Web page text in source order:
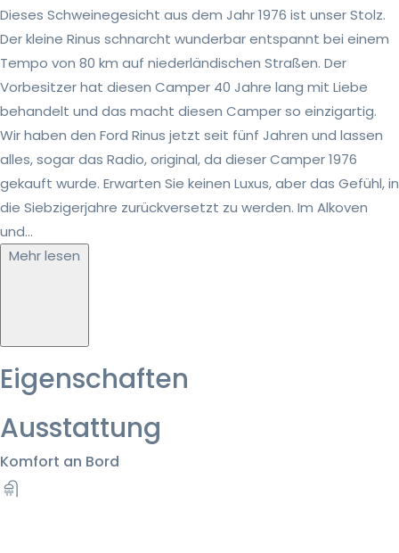
Dieses Schweinegesicht aus dem Jahr 1976 ist unser Stolz.
Der kleine Rinus schnarcht wunderbar entspannt bei einem
Tempo von 80 km auf niederländischen Straßen. Der
Vorbesitzer hat diesen Camper 40 Jahre lang mit Liebe
behandelt und das macht diesen Camper so einzigartig.
Wir haben den Ford Rinus jetzt seit fünf Jahren und lassen
alles, sogar das Radio, original, da dieser Camper 1976
gekauft wurde. Erwarten Sie keinen Luxus, aber das Gefühl, in
die Siebzigerjahre zurückversetzt zu werden. Im Alkoven
und...
Mehr lesen
Eigenschaften
Ausstattung
Komfort an Bord